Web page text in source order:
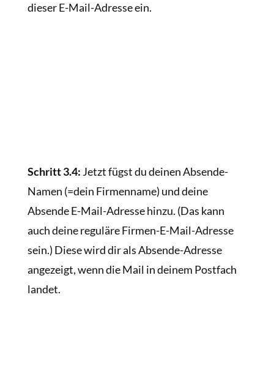
dieser E-Mail-Adresse ein.
Schritt 3.4: Jetzt fügst du deinen Absende-
Namen (=dein Firmenname) und deine
Absende E-Mail-Adresse hinzu. (Das kann
auch deine reguläre Firmen-E-Mail-Adresse
sein.) Diese wird dir als Absende-Adresse
angezeigt, wenn die Mail in deinem Postfach
landet.